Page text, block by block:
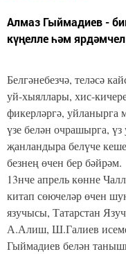
Алмаз Гыймадиев -
күңелле һәм
Белгәнебезчә, теләсә
уй-хыяллары, хис-
фикерләргә,
үзе белән очрашырга,
җанландыра белүче
безнең өчен бер бәйрәм.
13нче апрель көнне
китап сөючеләр өчен
язучысы, Татарстан
А.Алиш, Ш.Галиев
Гыймадиев белән